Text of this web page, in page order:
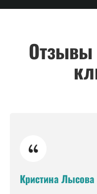
Отзывы
Кристина Лысова